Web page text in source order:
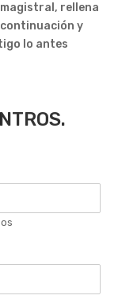
rellena
y
lo antes